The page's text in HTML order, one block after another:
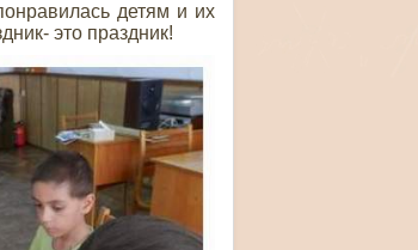
детям и их
это праздник!